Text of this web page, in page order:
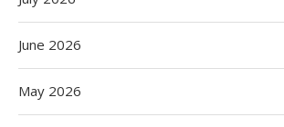
June 2026
May 2026